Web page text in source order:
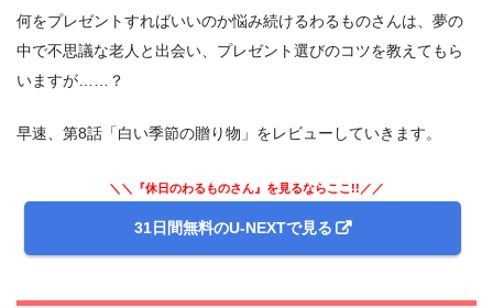
何をプレゼントすればいいのか悩み続けるわるものさんは、夢の
中で不思議な老人と出会い、プレゼント選びのコツを教えてもら
いますが……？
早速、第8話「白い季節の贈り物」をレビューしていきます。
＼＼『休日のわるものさん』を見るならここ!!／／
31日間無料のU-NEXTで見る